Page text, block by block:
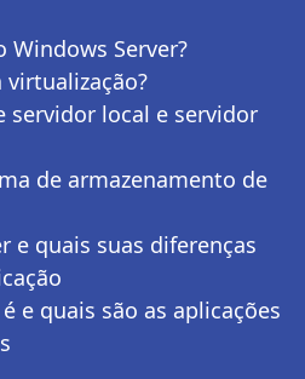
Windows Server?
virtualização?
servidor local e servidor
de armazenamento de
e quais suas diferenças
e quais são as aplicações